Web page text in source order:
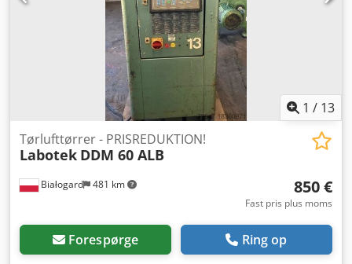
1 / 13
Białogard 481 km
Tørlufttørrer - PRISREDUKTION!
Labotek DDM 60 ALB
850 €
Fast pris plus moms
Forespørge Ring op